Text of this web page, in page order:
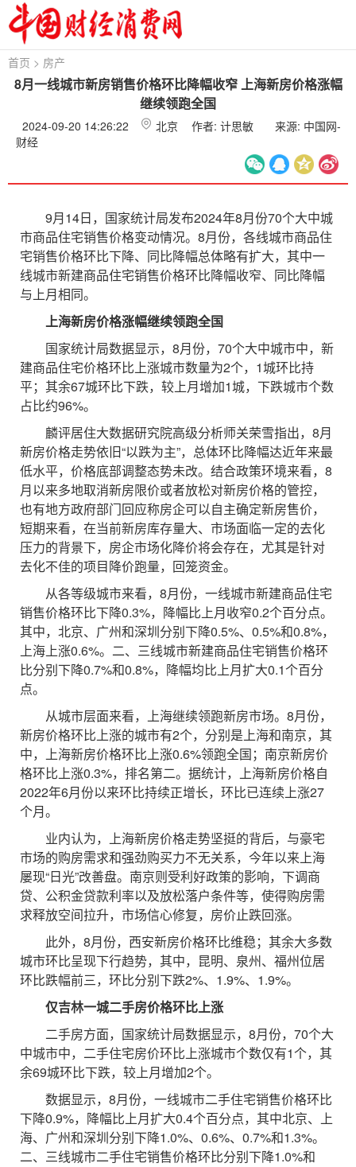
首页 > 房产
8月一线城市新房销售价格环比降幅收窄 上海新房价格涨幅
继续领跑全国
2024-09-20 14:26:22 北京 作者: 计思敏
来源: 中国网-
财经
9月14日，国家统计局发布2024年8月份70个大中城
市商品住宅销售价格变动情况。8月份，各线城市商品住
宅销售价格环比下降、同比降幅总体略有扩大，其中一
线城市新建商品住宅销售价格环比降幅收窄、同比降幅
与上月相同。
上海新房价格涨幅继续领跑全国
国家统计局数据显示，8月份，70个大中城市中，新
建商品住宅价格环比上涨城市数量为2个，1城环比持
平；其余67城环比下跌，较上月增加1城，下跌城市个数
占比约96%。
麟评居住大数据研究院高级分析师关荣雪指出，8月
新房价格走势依旧“以跌为主”，总体环比降幅达近年来最
低水平，价格底部调整态势未改。结合政策环境来看，8
月以来多地取消新房限价或者放松对新房价格的管控，
也有地方政府部门回应称房企可以自主确定新房售价，
短期来看，在当前新房库存量大、市场面临一定的去化
压力的背景下，房企市场化降价将会存在，尤其是针对
去化不佳的项目降价跑量，回笼资金。
从各等级城市来看，8月份，一线城市新建商品住宅
销售价格环比下降0.3%，降幅比上月收窄0.2个百分点。
其中，北京、广州和深圳分别下降0.5%、0.5%和0.8%，
上海上涨0.6%。二、三线城市新建商品住宅销售价格环
比分别下降0.7%和0.8%，降幅均比上月扩大0.1个百分
点。
从城市层面来看，上海继续领跑新房市场。8月份，
新房价格环比上涨的城市有2个，分别是上海和南京，其
中，上海新房价格环比上涨0.6%领跑全国；南京新房价
格环比上涨0.3%，排名第二。据统计，上海新房价格自
2022年6月份以来环比持续正增长，环比已连续上涨27
个月。
业内认为，上海新房价格走势坚挺的背后，与豪宅
市场的购房需求和强劲购买力不无关系，今年以来上海
屡现“日光”改善盘。南京则受利好政策的影响，下调商
贷、公积金贷款利率以及放松落户条件等，使得购房需
求释放空间拉升，市场信心修复，房价止跌回涨。
此外，8月份，西安新房价格环比维稳；其余大多数
城市环比呈现下行趋势，其中，昆明、泉州、福州位居
环比跌幅前三，环比分别下跌2%、1.9%、1.9%。
仅吉林一城二手房价格环比上涨
二手房方面，国家统计局数据显示，8月份，70个大
中城市中，二手住宅房价环比上涨城市个数仅有1个，其
余69城环比下跌，较上月增加2个。
数据显示，8月份，一线城市二手住宅销售价格环比
下降0.9%，降幅比上月扩大0.4个百分点，其中北京、上
海、广州和深圳分别下降1.0%、0.6%、0.7%和1.3%。
二、三线城市二手住宅销售价格环比分别下降1.0%和